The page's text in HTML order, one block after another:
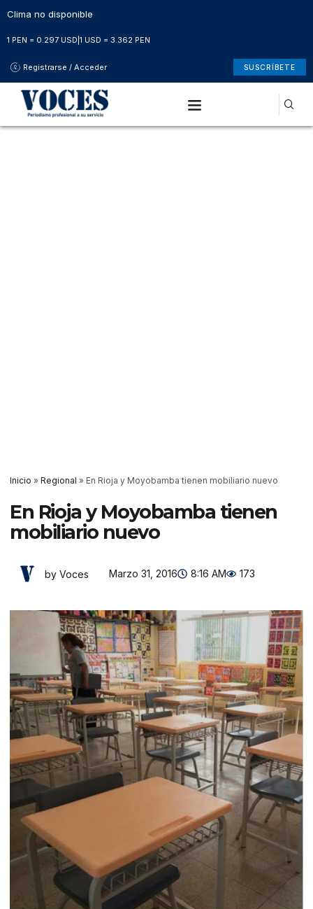
Clima no disponible
1 PEN = 0.297 USD 1 USD = 3.362 PEN
Registrarse / Acceder SUSCRÍBETE
Inicio » Regional » En Rioja y Moyobamba tienen mobiliario nuevo
En Rioja y Moyobamba tienen
mobiliario nuevo
by Voces Marzo 31, 2016 8:16 AM 173